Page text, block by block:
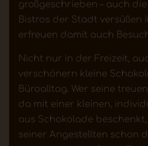
großgeschrieben – auch
Bistros der Stadt versüßen
erfreuen damit auch
Nicht nur in der Freizeit,
verschönern kleine
Büroalltag. Wer seine
da mit einer kleinen,
aus Schokolade
seiner Angestellten schon